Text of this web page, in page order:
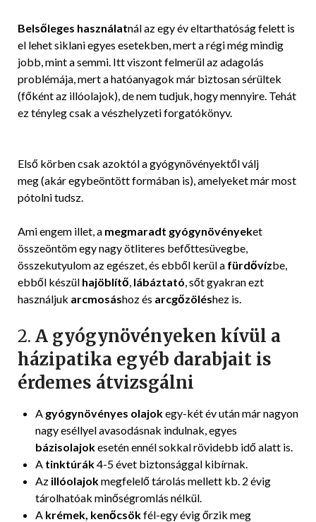
Belsőleges használatnál az egy év eltarthatóság felett is
el lehet siklani egyes esetekben, mert a régi még mindig
jobb, mint a semmi. Itt viszont felmerül az adagolás
problémája, mert a hatóanyagok már biztosan sérültek
(főként az illóolajok), de nem tudjuk, hogy mennyire. Tehát
ez tényleg csak a vészhelyzeti forgatókönyv.
Első körben csak azoktól a gyógynövényektől válj
meg (akár egybeöntött formában is), amelyeket már most
pótolni tudsz.
Ami engem illet, a megmaradt gyógynövényeket
összeöntöm egy nagy ötliteres befőttesüvegbe,
összekutyulom az egészet, és ebből kerül a fürdővízbe,
ebből készül hajöblítő lábáztató , sőt gyakran ezt
használjuk arcmosáshoz és arcgőzöléshez is.
2. A gyógynövényeken kívül a
házipatika egyéb darabjait is
érdemes átvizsgálni
A gyógynövényes olajokegy-két év után már nagyon
nagy eséllyel avasodásnak indulnak, egyes
bázisolajokesetén ennél sokkal rövidebb idő alatt is.
A tinktúrák4-5 évet biztonsággal kibírnak.
Az illóolajokmegfelelő tárolás mellett kb. 2 évig
tárolhatóak minőségromlás nélkül.
A krémek, kenőcsökfél-egy évig őrzik meg